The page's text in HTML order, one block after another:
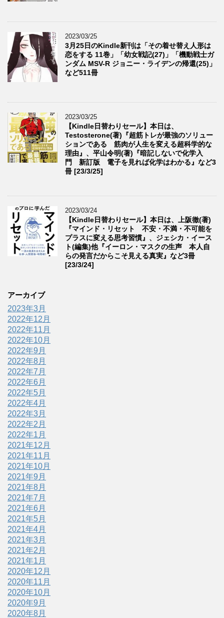
2023/03/25
3月25日のKindle新刊は「その着せ替え人形は
恋をする 11巻」「幼女戦記(27)」「機動戦士ガ
ンダム MSV-R ジョニー・ライデンの帰還(25)」
など511冊
2023/03/25
【Kindle日替わりセール】本日は、
Testosterone(著)『超筋トレが最強のソリュー
ションである 筋肉が人生を変える超科学的な
理由』、平山令明(著)『暗記しないで化学入
門 新訂版 電子を見れば化学はわかる』など3
冊 [23/3/25]
2023/03/24
【Kindle日替わりセール】本日は、上阪徹(著)
『マインド・リセット 不安・不満・不可能を
プラスに変える思考習慣』、ジェシカ・イース
ト(編集)他『イーロン・マスクの生声 本人自
らの発言だからこそ見える真実』など3冊
[23/3/24]
アーカイブ
2023年3月
2022年12月
2022年11月
2022年10月
2022年9月
2022年8月
2022年7月
2022年6月
2022年5月
2022年4月
2022年3月
2022年2月
2022年1月
2021年12月
2021年11月
2021年10月
2021年9月
2021年8月
2021年7月
2021年6月
2021年5月
2021年4月
2021年3月
2021年2月
2021年1月
2020年12月
2020年11月
2020年10月
2020年9月
2020年8月